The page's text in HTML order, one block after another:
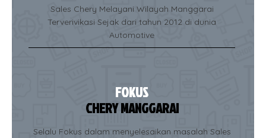
Sales Chery Melayani Wilayah Manggarai
Terverivikasi Sejak dari tahun 2012 di dunia
Automotive
FOKUS
CHERY MANGGARAI
Selalu Fokus dalam menyelesaikan masalah Sales